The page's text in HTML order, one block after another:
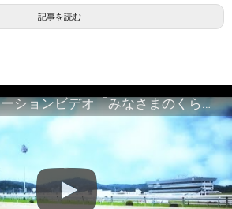
記事を読む
地方競馬プロモーションビデオ「みなさまのくらしのために」30秒篇｜NAR公式